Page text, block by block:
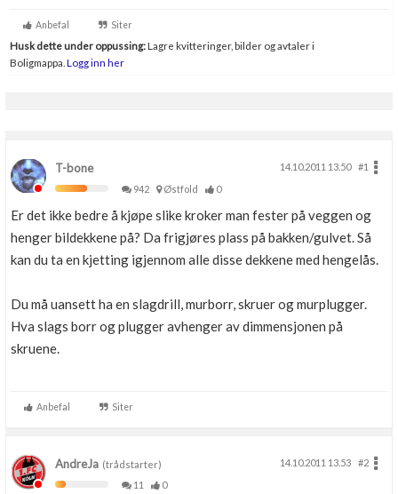
Anbefal Siter
Husk dette under oppussing:Lagre kvitteringer, bilder og avtaler i
Boligmappa. Logg inn her
T-bone 14.10.2011 13.50
#1
942
Østfold 0
Er det ikke bedre å kjøpe slike kroker man fester på veggen og
henger bildekkene på? Da frigjøres plass på bakken/gulvet. Så
kan du ta en kjetting igjennom alle disse dekkene med hengelås.
Du må uansett ha en slagdrill, murborr, skruer og murplugger.
Hva slags borr og plugger avhenger av dimmensjonen på
skruene.
Anbefal Siter
AndreJa (trådstarter) 14.10.2011 13.53
#2
11
0